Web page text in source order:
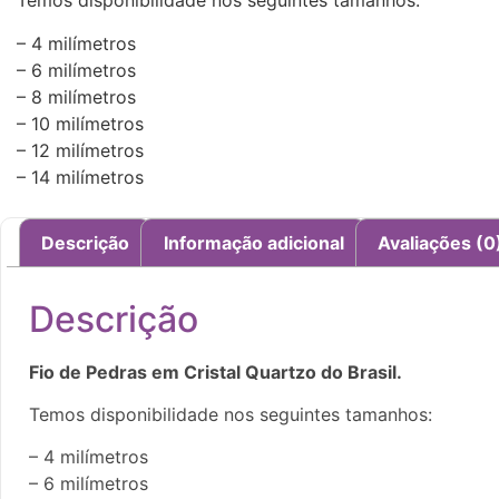
– 4 milímetros
– 6 milímetros
– 8 milímetros
– 10 milímetros
– 12 milímetros
– 14 milímetros
Descrição Informação adicional Avaliações
Descrição
Fio de Pedras em Cristal Quartzo do Brasil.
Temos disponibilidade nos seguintes tamanhos:
– 4 milímetros
– 6 milímetros